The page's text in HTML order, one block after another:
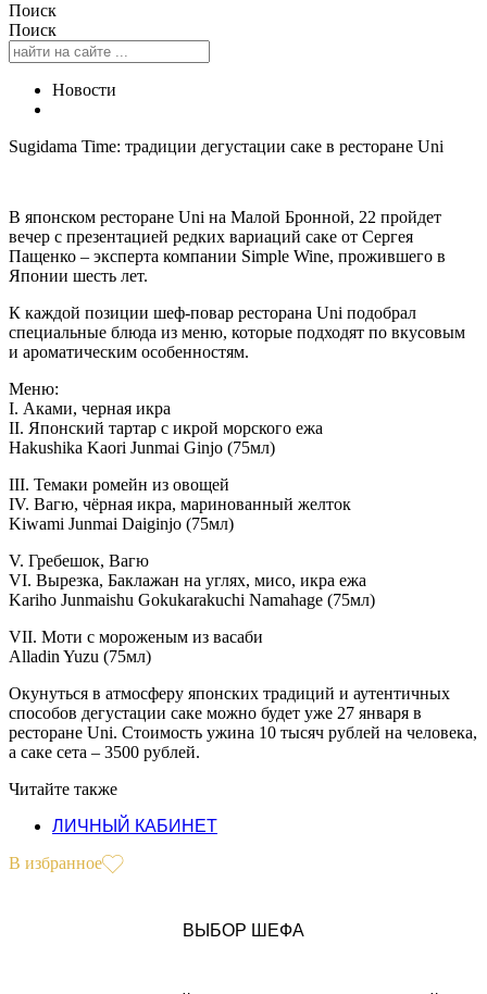
Поиск
Поиск
Новости
Sugidama Time: традиции дегустации саке в ресторане Uni
В японском ресторане Uni на Малой Бронной, 22 пройдет
вечер с презентацией редких вариаций саке от Сергея
Пащенко – эксперта компании Simple Wine, прожившего в
Японии шесть лет.
К каждой позиции шеф-повар ресторана Uni подобрал
специальные блюда из меню, которые подходят по вкусовым
и ароматическим особенностям.
Меню:
I. Аками, черная икра
II. Японский тартар с икрой морского ежа
Hakushika Kaori Junmai Ginjo (75мл)
III. Темаки ромейн из овощей
IV. Вагю, чёрная икра, маринованный желток
Kiwami Junmai Daiginjo (75мл)
V. Гребешок, Вагю
VI. Вырезка, Баклажан на углях, мисо, икра ежа
Kariho Junmaishu Gokukarakuchi Namahage (75мл)
VII. Моти с мороженым из васаби
Alladin Yuzu (75мл)
Окунуться в атмосферу японских традиций и аутентичных
способов дегустации саке можно будет уже 27 января в
ресторане Uni. Стоимость ужина 10 тысяч рублей на человека,
а саке сета – 3500 рублей.
Читайте также
ЛИЧНЫЙ КАБИНЕТ
В избранное
ВЫБОР ШЕФА